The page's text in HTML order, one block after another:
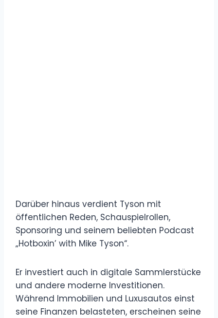
Darüber hinaus verdient Tyson mit
öffentlichen Reden, Schauspielrollen,
Sponsoring und seinem beliebten Podcast
„Hotboxin’ with Mike Tyson“.
Er investiert auch in digitale Sammlerstücke
und andere moderne Investitionen.
Während Immobilien und Luxusautos einst
seine Finanzen belasteten, erscheinen seine